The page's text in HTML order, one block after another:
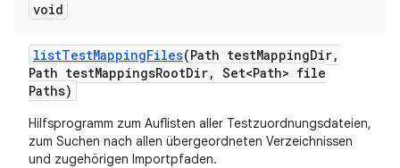
void
listTestMappingFiles(Path testMappingDir,
Path testMappingsRootDir, Set<Path> file
Paths)
Hilfsprogramm zum Auflisten aller Testzuordnungsdateien,
zum Suchen nach allen übergeordneten Verzeichnissen
und zugehörigen Importpfaden.